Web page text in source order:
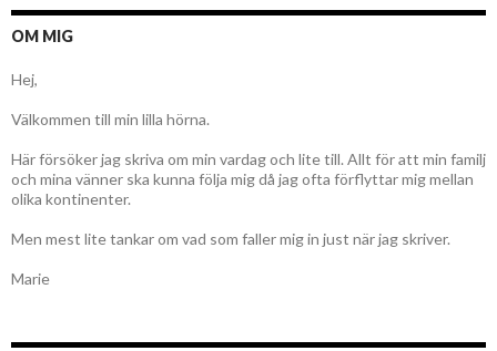
OM MIG
Hej,
Välkommen till min lilla hörna.
Här försöker jag skriva om min vardag och lite till. Allt för att min familj
och mina vänner ska kunna följa mig då jag ofta förflyttar mig mellan
olika kontinenter.
Men mest lite tankar om vad som faller mig in just när jag skriver.
Marie